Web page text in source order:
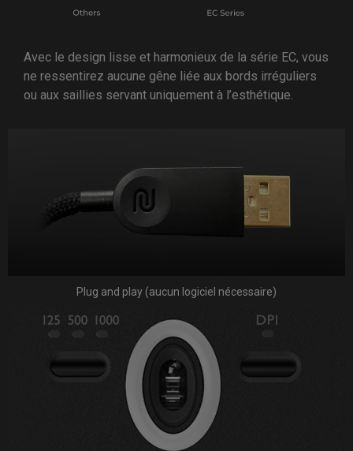
Avec le design lisse et harmonieux de la série EC, vous
ne ressentirez aucune gêne liée aux bords irréguliers
ou aux saillies servant uniquement à l’esthétique.
Plug and play (aucun logiciel nécessaire)